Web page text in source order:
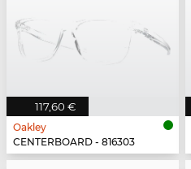
117,60 €
Oakley
CENTERBOARD - 816303